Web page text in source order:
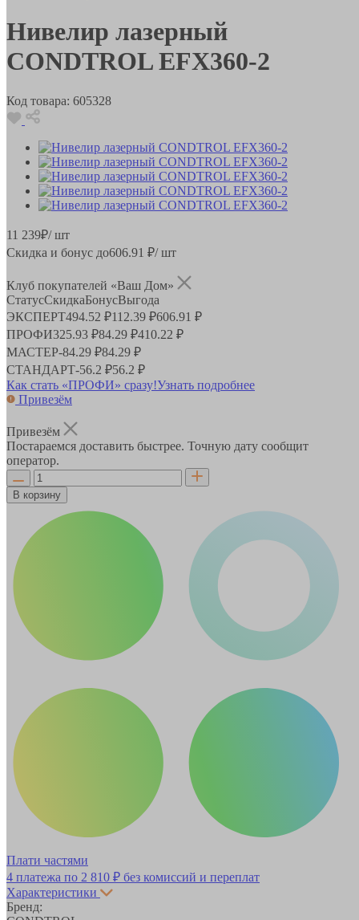
Нивелир лазерный
CONDTROL EFX360-2
Код товара: 605328
11 239₽/ шт
Скидка и бонус до606.91 ₽/ шт
Клуб покупателей «Ваш Дом»
СтатусСкидкаБонусВыгода
ЭКСПЕРТ494.52 ₽112.39 ₽606.91 ₽
ПРОФИ325.93 ₽84.29 ₽410.22 ₽
МАСТЕР-84.29 ₽84.29 ₽
СТАНДАРТ-56.2 ₽56.2 ₽
Как стать «ПРОФИ» сразу!Узнать подробнее
Привезём
Привезём
Постараемся доставить быстрее. Точную дату сообщит
оператор.
В корзину
Плати частями
4 платежа по 2 810 ₽ без комиссий и переплат
Характеристики
Бренд: